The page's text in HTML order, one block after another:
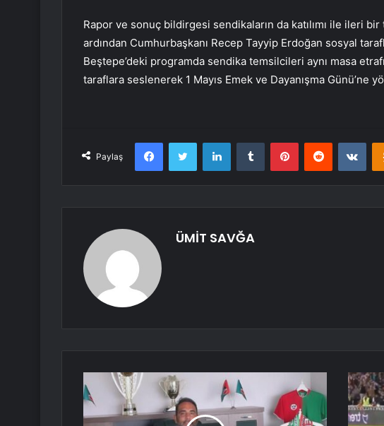
Rapor ve sonuç bildirgesi sendikaların da katılımı ile ileri bir
ardından Cumhurbaşkanı Recep Tayyip Erdoğan sosyal
Beştepe’deki programda sendika temsilcileri aynı masa
taraflara seslenerek 1 Mayıs Emek ve Dayanışma Günü’ne
Paylaş
FacebookTwitter LinkedInTumblr PinterestReddit
ÜMİT SAVĞA